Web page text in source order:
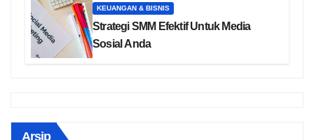
KEUANGAN & BISNIS
Strategi SMM Efektif Untuk Media
Sosial Anda
Arsip